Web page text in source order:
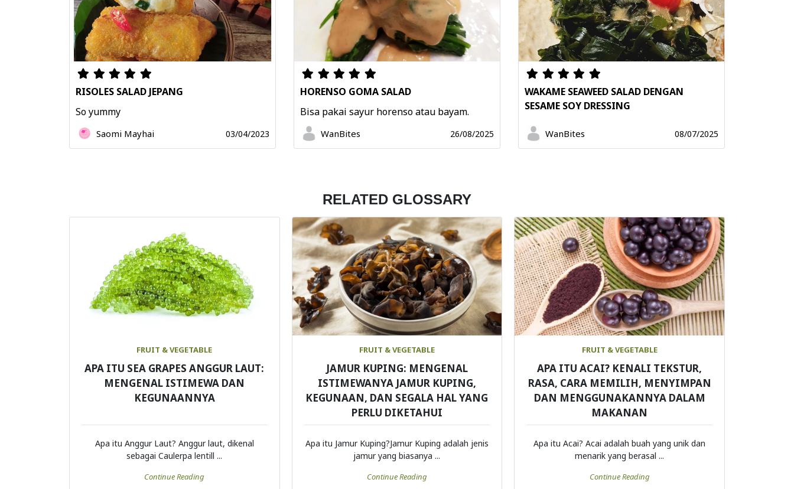
RISOLES SALAD JEPANG
So yummy
Saomi Mayhai 03/04/2023
HORENSO GOMA SALAD
Bisa pakai sayur horenso atau bayam.
WanBites 26/08/2025
WAKAME SEAWEED SALAD DENGAN
SESAME SOY DRESSING
WanBites 08/07/2025
RELATED GLOSSARY
FRUIT & VEGETABLE
APA ITU SEA GRAPES ANGGUR LAUT:
MENGENAL ISTIMEWA DAN
KEGUNAANNYA
Apa itu Anggur Laut? Anggur laut, dikenal
sebagai Caulerpa lentill ...
Continue Reading
FRUIT & VEGETABLE
JAMUR KUPING: MENGENAL
ISTIMEWANYA JAMUR KUPING,
KEGUNAAN, DAN SEGALA HAL YANG
PERLU DIKETAHUI
Apa itu Jamur Kuping?Jamur Kuping adalah jenis
jamur yang biasanya ...
Continue Reading
FRUIT & VEGETABLE
APA ITU ACAI? KENALI TEKSTUR,
RASA, CARA MEMILIH, MENYIMPAN
DAN MENGGUNAKANNYA DALAM
MAKANAN
Apa itu Acai? Acai adalah buah yang unik dan
menarik yang berasal ...
Continue Reading